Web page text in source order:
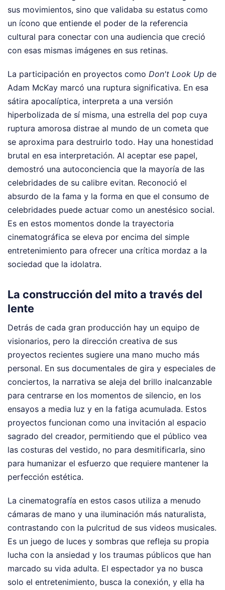
sus movimientos, sino que validaba su estatus como
un ícono que entiende el poder de la referencia
cultural para conectar con una audiencia que creció
con esas mismas imágenes en sus retinas.
La participación en proyectos como Don't Look Up de
Adam McKay marcó una ruptura significativa. En esa
sátira apocalíptica, interpreta a una versión
hiperbolizada de sí misma, una estrella del pop cuya
ruptura amorosa distrae al mundo de un cometa que
se aproxima para destruirlo todo. Hay una honestidad
brutal en esa interpretación. Al aceptar ese papel,
demostró una autoconciencia que la mayoría de las
celebridades de su calibre evitan. Reconoció el
absurdo de la fama y la forma en que el consumo de
celebridades puede actuar como un anestésico social.
Es en estos momentos donde la trayectoria
cinematográfica se eleva por encima del simple
entretenimiento para ofrecer una crítica mordaz a la
sociedad que la idolatra.
La construcción del mito a través del
lente
Detrás de cada gran producción hay un equipo de
visionarios, pero la dirección creativa de sus
proyectos recientes sugiere una mano mucho más
personal. En sus documentales de gira y especiales de
conciertos, la narrativa se aleja del brillo inalcanzable
para centrarse en los momentos de silencio, en los
ensayos a media luz y en la fatiga acumulada. Estos
proyectos funcionan como una invitación al espacio
sagrado del creador, permitiendo que el público vea
las costuras del vestido, no para desmitificarla, sino
para humanizar el esfuerzo que requiere mantener la
perfección estética.
La cinematografía en estos casos utiliza a menudo
cámaras de mano y una iluminación más naturalista,
contrastando con la pulcritud de sus videos musicales.
Es un juego de luces y sombras que refleja su propia
lucha con la ansiedad y los traumas públicos que han
marcado su vida adulta. El espectador ya no busca
solo el entretenimiento, busca la conexión, y ella ha